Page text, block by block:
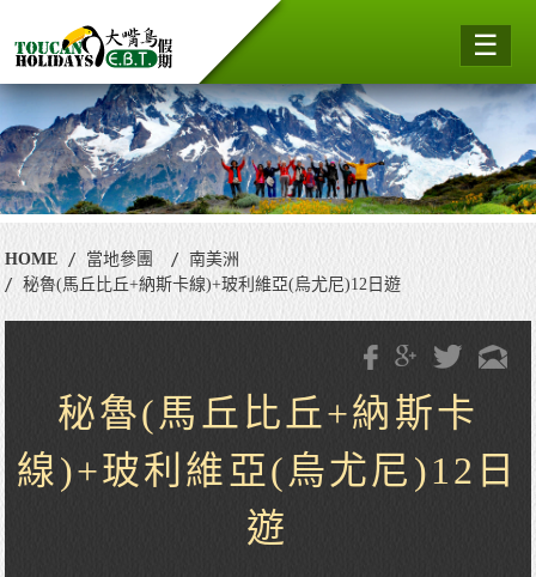
☰
HOME 當地參團
南美洲
秘魯(馬丘比丘+納斯卡線)+玻利維亞(烏尤尼)12日遊
秘魯(馬丘比丘+納斯卡
線)+玻利維亞(烏尤尼)12日
遊